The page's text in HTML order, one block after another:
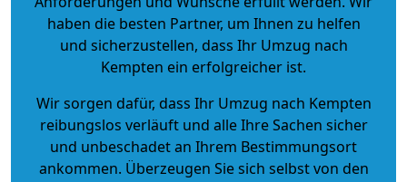
haben die besten Partner, um Ihnen zu helfen
und sicherzustellen, dass Ihr Umzug nach
Kempten ein erfolgreicher ist.
Wir sorgen dafür, dass Ihr Umzug nach Kempten
reibungslos verläuft und alle Ihre Sachen sicher
und unbeschadet an Ihrem Bestimmungsort
ankommen. Überzeugen Sie sich selbst von den